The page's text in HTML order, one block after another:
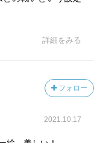
詳細をみる
フォロー
2021.10.17